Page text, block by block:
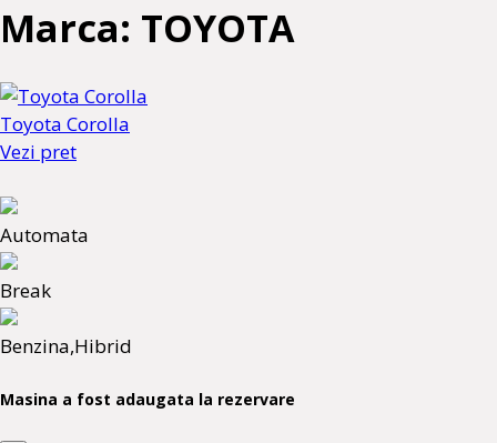
Marca: TOYOTA
Toyota Corolla
Vezi pret
Automata
Break
Benzina,Hibrid
Masina a fost adaugata la rezervare